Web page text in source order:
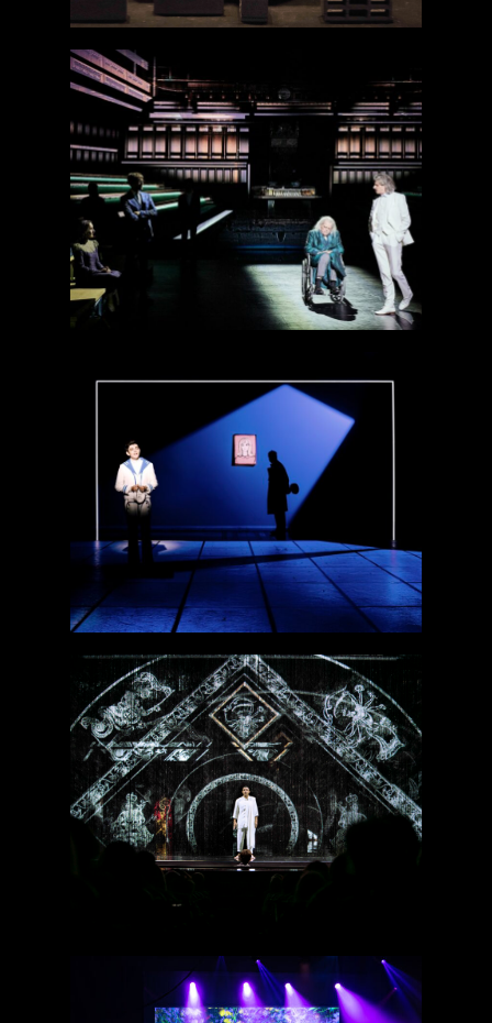
Richard II
Les demoiselles
de Rochefort
Satyagraha